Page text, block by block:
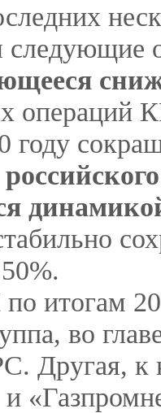
следующие
операций
году
по итогам
во
Другая, к